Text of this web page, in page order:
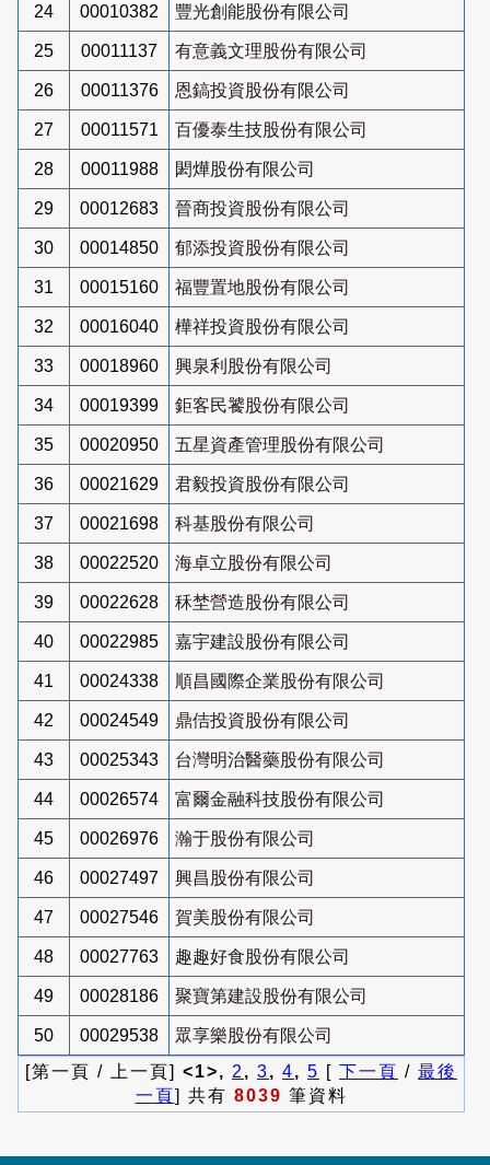
24 00010382 豐光創能股份有限公司
25 00011137 有意義文理股份有限公司
26 00011376 恩鎬投資股份有限公司
27 00011571 百優泰生技股份有限公司
28 00011988 閎燁股份有限公司
29 00012683 晉商投資股份有限公司
30 00014850 郁添投資股份有限公司
31 00015160 福豐置地股份有限公司
32 00016040 樺祥投資股份有限公司
33 00018960 興泉利股份有限公司
34 00019399 鉅客民饕股份有限公司
35 00020950 五星資產管理股份有限公司
36 00021629 君毅投資股份有限公司
37 00021698 科基股份有限公司
38 00022520 海卓立股份有限公司
39 00022628 秝埜營造股份有限公司
40 00022985 嘉宇建設股份有限公司
41 00024338 順昌國際企業股份有限公司
42 00024549 鼎佶投資股份有限公司
43 00025343 台灣明治醫藥股份有限公司
44 00026574 富爾金融科技股份有限公司
45 00026976 瀚于股份有限公司
46 00027497 興昌股份有限公司
47 00027546 賀美股份有限公司
48 00027763 趣趣好食股份有限公司
49 00028186 聚寶第建設股份有限公司
50 00029538
眾享樂股份有限公司
[第一頁 / 上一頁] <1>, 2 , 3, 4, 5 [ 下一頁 / 最後
一頁] 共有 8039 筆資料